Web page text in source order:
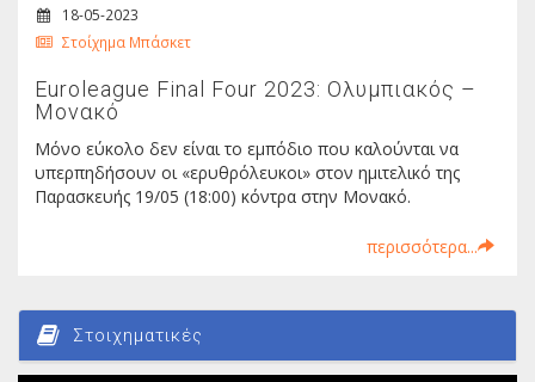
18-05-2023
Στοίχημα Μπάσκετ
Euroleague Final Four 2023: Ολυμπιακός –
Μονακό
Μόνο εύκολο δεν είναι το εμπόδιο που καλούνται να
υπερπηδήσουν οι «ερυθρόλευκοι» στον ημιτελικό της
Παρασκευής 19/05 (18:00) κόντρα στην Μονακό.
περισσότερα...
Στοιχηματικές